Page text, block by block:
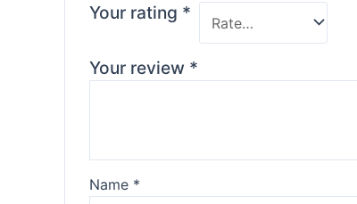
Your rating *
Your review *
Name *